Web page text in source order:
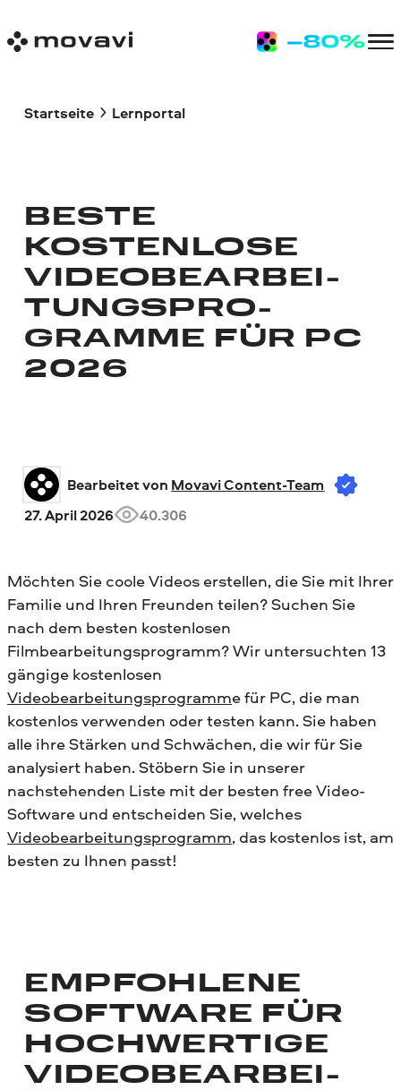
Startseite Lernportal
BESTE
KOSTENLOSE
VIDEOBEARBEI­
TUNGS­PRO­
GRAMME FÜR PC
2026
Bearbeitet von Movavi Content-Team
27. April 2026
40.306
Möchten Sie coole Videos erstellen, die Sie mit Ihrer
Familie und Ihren Freunden teilen? Suchen Sie
nach dem besten kostenlosen
Filmbearbeitungsprogramm? Wir untersuchten 13
gängige kostenlosen
Videobearbeitungsprogramme für PC, die man
kostenlos verwenden oder testen kann. Sie haben
alle ihre Stärken und Schwächen, die wir für Sie
analysiert haben. Stöbern Sie in unserer
nachstehenden Liste mit der besten free Video-
Software und entscheiden Sie, welches
Videobearbeitungsprogramm, das kostenlos ist, am
besten zu Ihnen passt!
EMPFOHLENE
SOFTWARE FÜR
HOCHWERTIGE
VIDEOBEARBEI­